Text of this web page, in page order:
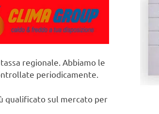
regionale. Abbiamo le
periodicamente.
qualificato sul mercato per